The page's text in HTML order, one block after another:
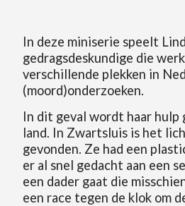
In deze miniserie speelt
gedragsdeskundige die
verschillende plekken in
(moord)onderzoeken.
In dit geval wordt haar hulp
land. In Zwartsluis is het
gevonden. Ze had een
er al snel gedacht aan een
een dader gaat die
een race tegen de klok om